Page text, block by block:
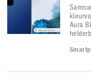
Aura